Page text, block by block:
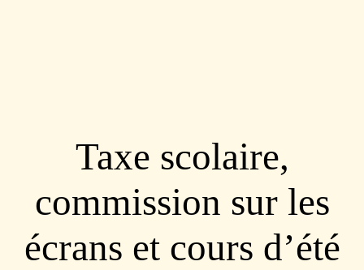
Taxe scolaire,
commission sur les
écrans et cours d’été